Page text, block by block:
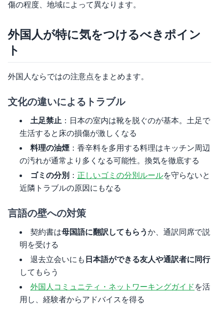
傷の程度、地域によって異なります。
外国人が特に気をつけるべきポイン
ト
外国人ならではの注意点をまとめます。
文化の違いによるトラブル
土足禁止 ：日本の室内は靴を脱ぐのが基本。土足で
生活すると床の損傷が激しくなる
料理の油煙 ：香辛料を多用する料理はキッチン周辺
の汚れが通常より多くなる可能性。換気を徹底する
ゴミの分別 ： 正しいゴミの分別ルールを守らないと
近隣トラブルの原因にもなる
言語の壁への対策
契約書は母国語に翻訳してもらうか、通訳同席で説
明を受ける
退去立会いにも 日本語ができる友人や通訳者に同行
してもらう
外国人コミュニティ・ネットワーキングガイド を活
用し、経験者からアドバイスを得る